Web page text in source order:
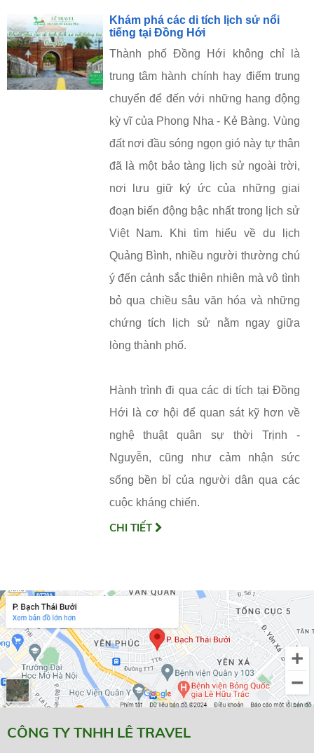
Khám phá các di tích lịch sử nổi
tiếng tại Đồng Hới
Thành phố Đồng Hới không chỉ là
trung tâm hành chính hay điểm trung
chuyển để đến với những hang động
kỳ vĩ của Phong Nha - Kẻ Bàng. Vùng
đất nơi đầu sóng ngọn gió này tự thân
đã là một bảo tàng lịch sử ngoài trời,
nơi lưu giữ ký ức của những giai
đoạn biến động bậc nhất trong lịch sử
Việt Nam. Khi tìm hiểu về du lịch
Quảng Bình, nhiều người thường chú
ý đến cảnh sắc thiên nhiên mà vô tình
bỏ qua chiều sâu văn hóa và những
chứng tích lịch sử nằm ngay giữa
lòng thành phố.
Hành trình đi qua các di tích tại Đồng
Hới là cơ hội để quan sát kỹ hơn về
nghệ thuật quân sự thời Trịnh -
Nguyễn, cũng như cảm nhận sức
sống bền bỉ của người dân qua các
cuộc kháng chiến.
CHI TIẾT
CÔNG TY TNHH LÊ TRAVEL